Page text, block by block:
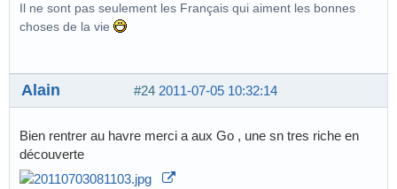
Il ne sont pas seulement les Français qui aiment les bonnes
choses de la vie
#24 2011-07-05 10:32:14
Alain
Bien rentrer au havre merci a aux Go , une sn tres riche en
découverte